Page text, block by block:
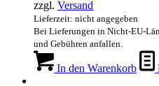
zzgl. Versand
Lieferzeit: nicht angegeben
Bei Lieferungen in Nicht-EU-
und Gebühren anfallen.
In den Warenkorb